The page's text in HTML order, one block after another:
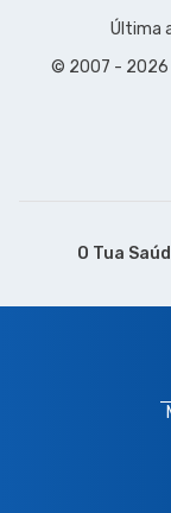
Última
© 2007 - 2026
O Tua